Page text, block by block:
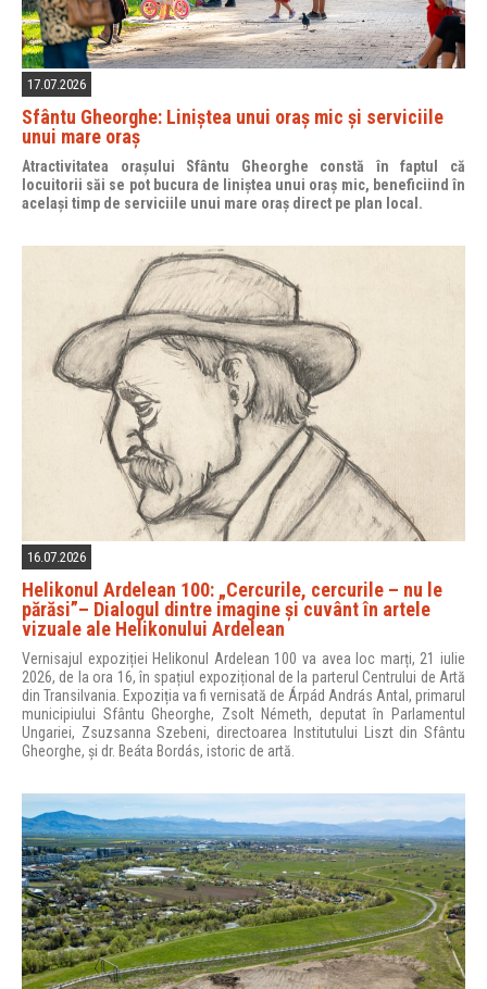
17.07.2026
Sfântu Gheorghe: Liniștea unui oraș mic și serviciile
unui mare oraș
Atractivitatea orașului Sfântu Gheorghe constă în faptul că
locuitorii săi se pot bucura de liniștea unui oraș mic, beneficiind în
același timp de serviciile unui mare oraș direct pe plan local.
16.07.2026
Helikonul Ardelean 100: „Cercurile, cercurile – nu le
părăsi”– Dialogul dintre imagine și cuvânt în artele
vizuale ale Helikonului Ardelean
Vernisajul expoziției Helikonul Ardelean 100 va avea loc marți, 21 iulie
2026, de la ora 16, în spațiul expozițional de la parterul Centrului de Artă
din Transilvania. Expoziția va fi vernisată de Árpád András Antal, primarul
municipiului Sfântu Gheorghe, Zsolt Németh, deputat în Parlamentul
Ungariei, Zsuzsanna Szebeni, directoarea Institutului Liszt din Sfântu
Gheorghe, și dr. Beáta Bordás, istoric de artă.